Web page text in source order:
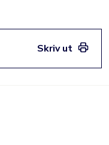
Skriv ut